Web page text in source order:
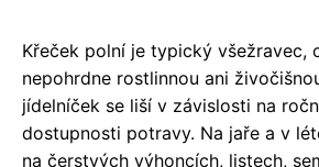
Křeček polní je typický všežravec,
nepohrdne rostlinnou ani
jídelníček se liší v závislosti na
dostupnosti potravy. Na jaře a v
na čerstvých výhoncích, listech,